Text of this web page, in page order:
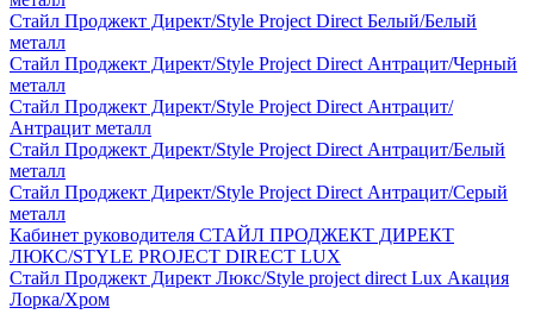
Стайл Проджект Директ/Style Project Direct Белый/Белый
металл
Стайл Проджект Директ/Style Project Direct Антрацит/Черный
металл
Стайл Проджект Директ/Style Project Direct Антрацит/
Антрацит металл
Стайл Проджект Директ/Style Project Direct Антрацит/Белый
металл
Стайл Проджект Директ/Style Project Direct Антрацит/Серый
металл
Кабинет руководителя СТАЙЛ ПРОДЖЕКТ ДИРЕКТ
ЛЮКС/STYLE PROJECT DIRECT LUX
Стайл Проджект Директ Люкс/Style project direct Lux Акация
Лорка/Хром